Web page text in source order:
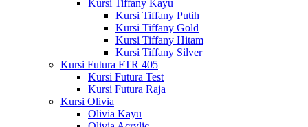
Kursi Tiffany Kayu
Kursi Tiffany Putih
Kursi Tiffany Gold
Kursi Tiffany Hitam
Kursi Tiffany Silver
Kursi Futura FTR 405
Kursi Futura Test
Kursi Futura Raja
Kursi Olivia
Olivia Kayu